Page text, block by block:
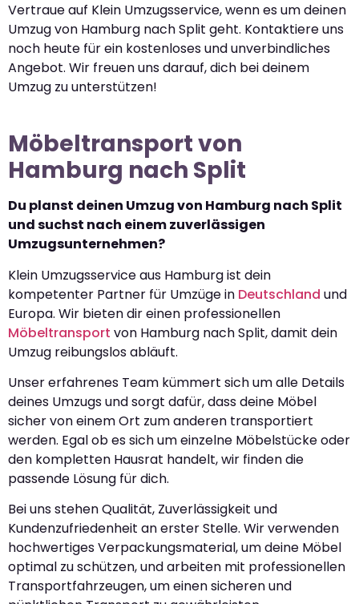
Vertraue auf Klein Umzugsservice, wenn es um deinen
Umzug von Hamburg nach Split geht. Kontaktiere uns
noch heute für ein kostenloses und unverbindliches
Angebot. Wir freuen uns darauf, dich bei deinem
Umzug zu unterstützen!
Möbeltransport von
Hamburg nach Split
Du planst deinen Umzug von Hamburg nach Split
und suchst nach einem zuverlässigen
Umzugsunternehmen?
Klein Umzugsservice aus Hamburg ist dein
kompetenter Partner für Umzüge in Deutschland und
Europa. Wir bieten dir einen professionellen
Möbeltransport von Hamburg nach Split, damit dein
Umzug reibungslos abläuft.
Unser erfahrenes Team kümmert sich um alle Details
deines Umzugs und sorgt dafür, dass deine Möbel
sicher von einem Ort zum anderen transportiert
werden. Egal ob es sich um einzelne Möbelstücke oder
den kompletten Hausrat handelt, wir finden die
passende Lösung für dich.
Bei uns stehen Qualität, Zuverlässigkeit und
Kundenzufriedenheit an erster Stelle. Wir verwenden
hochwertiges Verpackungsmaterial, um deine Möbel
optimal zu schützen, und arbeiten mit professionellen
Transportfahrzeugen, um einen sicheren und